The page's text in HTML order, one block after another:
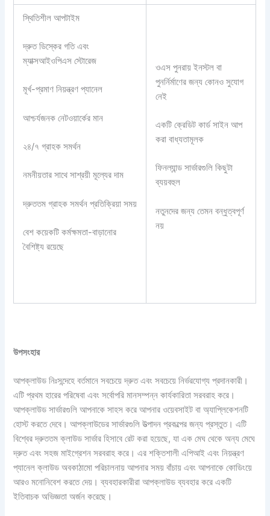
স্থিতিশীল আপটাইম
দ্রুত ডিস্কের গতি এবং
ম্যাক্সআইওপিএস স্টোরেজ
মূর্খ-প্রমাণ নিয়ন্ত্রণ প্যানেল
আশ্চর্যজনক নেটওয়ার্কের মান
২৪/৭ গ্রাহক সমর্থন
নমনীয়তার সাথে সাশ্রয়ী মূল্যের দাম
দ্রুততম গ্রাহক সমর্থন প্রতিক্রিয়া সময়
বেশ কয়েকটি কর্মক্ষমতা-বাড়ানোর
বৈশিষ্ট্য রয়েছে
ওএস পুনরায় ইনস্টল বা
পুনর্নির্মাণের জন্য কোনও সুযোগ
নেই
একটি ক্রেডিট কার্ড সাইন আপ
করা বাধ্যতামূলক
ফিনল্যান্ড সার্ভারগুলি কিছুটা
ব্যয়বহুল
নতুনদের জন্য তেমন বন্ধুত্বপূর্ণ
নয়
উপসংহার
আপক্লাউড নিঃসন্দেহে বর্তমানে সবচেয়ে দ্রুত এবং সবচেয়ে নির্ভরযোগ্য প্রদানকারী।
এটি প্রথম হারের পরিষেবা এবং সর্বোপরি মানসম্পন্ন কার্যকারিতা সরবরাহ করে।
আপক্লাউড সার্ভারগুলি আপনাকে সাহস করে আপনার ওয়েবসাইট বা অ্যাপ্লিকেশনটি
হোস্ট করতে দেবে। আপক্লাউডের সার্ভারগুলি উত্পাদন প্রকল্পের জন্য প্রস্তুত। এটি
বিশ্বের দ্রুততম ক্লাউড সার্ভার হিসাবে রেট করা হয়েছে, যা এক মেঘ থেকে অন্য মেঘে
দ্রুত এবং সহজ মাইগ্রেশন সরবরাহ করে। এর শক্তিশালী এপিআই এবং নিয়ন্ত্রণ
প্যানেল ক্লাউড অবকাঠামো পরিচালনায় আপনার সময় বাঁচায় এবং আপনাকে কোডিংয়ে
আরও মনোনিবেশ করতে দেয়। ব্যবহারকারীরা আপক্লাউড ব্যবহার করে একটি
ইতিবাচক অভিজ্ঞতা অর্জন করেছে।